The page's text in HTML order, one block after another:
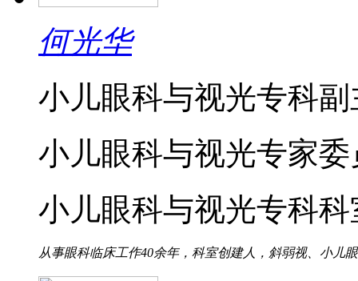
何光华
小儿眼科与视光专科
小儿眼科与视光专家
小儿眼科与视光专科
从事眼科临床工作40余年，科室创建人，斜弱视、小儿